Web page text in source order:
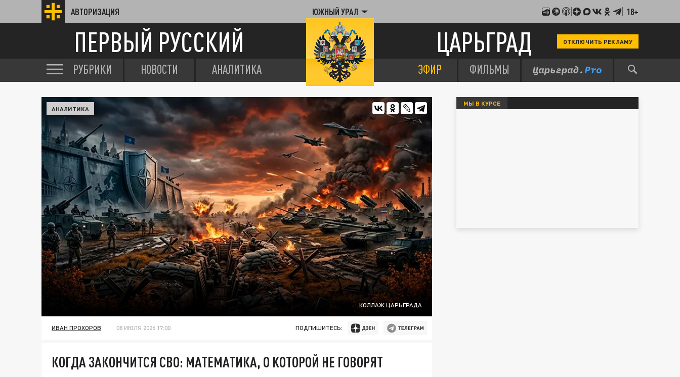
АВТОРИЗАЦИЯ ЮЖНЫЙ УРАЛ 18+
ПЕРВЫЙ РУССКИЙ ЦАРЬГРАД ОТКЛЮЧИТЬ РЕКЛАМУ
РУБРИКИ НОВОСТИ АНАЛИТИКА ЭФИР ФИЛЬМЫ
КОЛЛАЖ ЦАРЬГРАДА
АНАЛИТИКА
ИВАН ПРОХОРОВ 08 ИЮЛЯ 2026 17:00 ПОДПИШИТЕСЬ:
КОГДА ЗАКОНЧИТСЯ СВО: МАТЕМАТИКА, О КОТОРОЙ НЕ ГОВОРЯТ
МЫ В КУРСЕ